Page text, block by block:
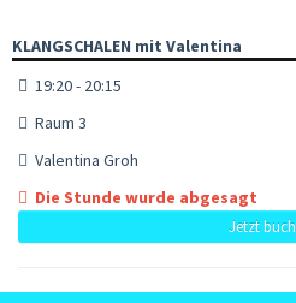
KLANGSCHALEN mit Valentina
19:20 - 20:15
Raum 3
Valentina Groh
Die Stunde wurde abgesagt
Jetzt